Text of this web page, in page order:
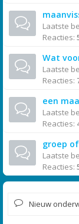
Laatste
Reacties:
Wat
Laatste
Reacties:
een
Laatste
Reacties:
groep
Laatste
Reacties:
Nieuw